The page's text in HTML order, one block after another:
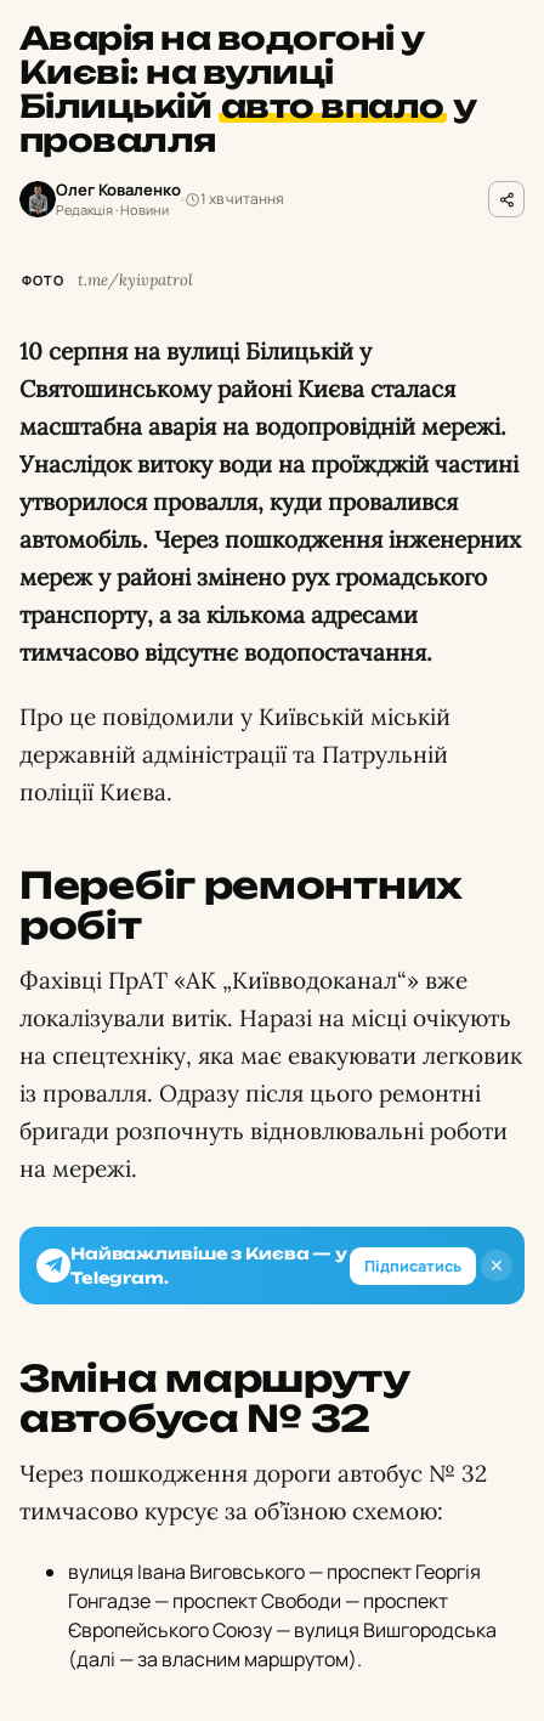
Аварія на водогоні у
Києві: на вулиці
Білицькій авто впалоу
провалля
Олег Коваленко
Редакція · Новини
1 хв читання
ФОТО t.me/kyivpatrol
10 серпня на вулиці Білицькій у
Святошинському районі Києва сталася
масштабна аварія на водопровідній мережі.
Унаслідок витоку води на проїжджій частині
утворилося провалля, куди провалився
автомобіль. Через пошкодження інженерних
мереж у районі змінено рух громадського
транспорту, а за кількома адресами
тимчасово відсутнє водопостачання.
Про це повідомили у Київській міській
державній адміністрації та Патрульній
поліції Києва.
Перебіг ремонтних
робіт
Фахівці ПрАТ «АК „Київводоканал“» вже
локалізували витік. Наразі на місці очікують
на спецтехніку, яка має евакуювати легковик
із провалля. Одразу після цього ремонтні
бригади розпочнуть відновлювальні роботи
на мережі.
✕
Найважливіше з Києва — у
Telegram.
Підписатись
Зміна маршруту
автобуса № 32
Через пошкодження дороги автобус № 32
тимчасово курсує за об’їзною схемою:
вулиця Івана Виговського — проспект Георгія
Гонгадзе — проспект Свободи — проспект
Європейського Союзу — вулиця Вишгородська
(далі — за власним маршрутом).